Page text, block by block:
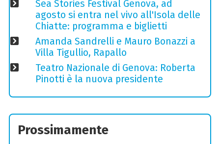
Sea Stories Festival Genova, ad
agosto si entra nel vivo all'Isola delle
Chiatte: programma e biglietti
Amanda Sandrelli e Mauro Bonazzi a
Villa Tigullio, Rapallo
Teatro Nazionale di Genova: Roberta
Pinotti è la nuova presidente
Prossimamente